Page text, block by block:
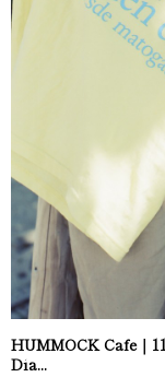
HUMMOCK Cafe｜
Día...